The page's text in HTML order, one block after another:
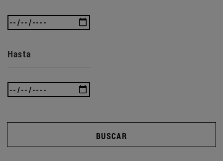
Hasta
BUSCAR